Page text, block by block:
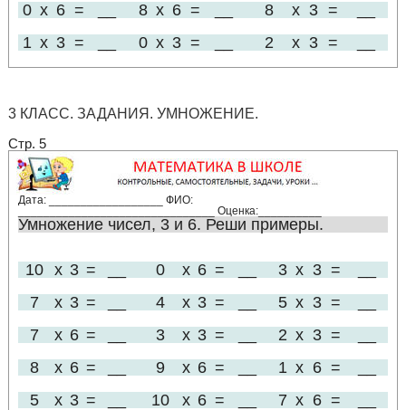
0 x 6 = 8 x 6 = 8 x 3 =
1 x 3 = 0 x 3 = 2 x 3 =
3 КЛАСС. ЗАДАНИЯ. УМНОЖЕНИЕ.
Стр. 5
Дата: __________________ ФИО:
_______________________________ Оценка:__________
Умножение чисел, 3 и 6. Реши примеры.
10 x 3 = 0 x 6 = 3 x 3 =
7
x 3 = 4 x 3 = 5 x 3 =
7
x 6 = 3 x 3 = 2 x 3 =
8
x 6 = 9 x 6 = 1 x 6 =
5
x 3 = 10 x 6 = 7 x 6 =